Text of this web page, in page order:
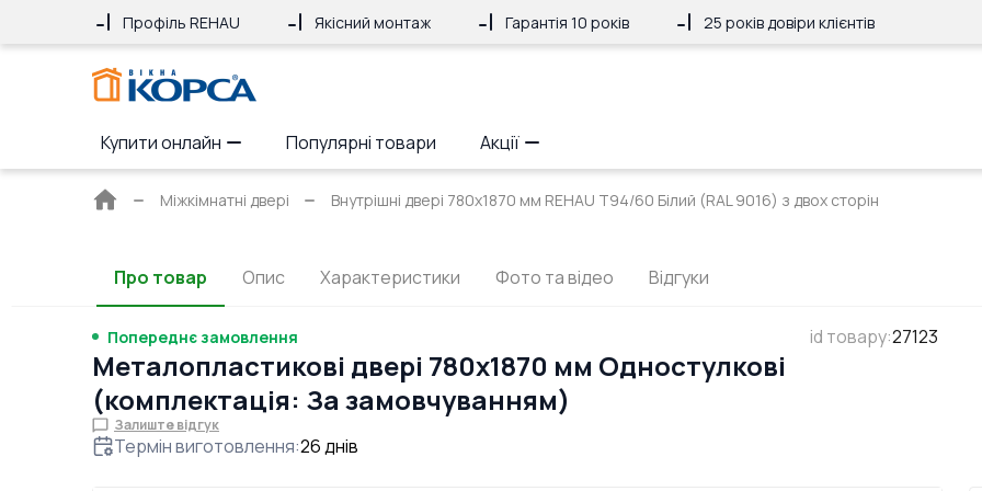
Профіль REHAU Якісний монтаж Гарантія 10 років 25 років довіри клієнтів
Купити онлайн Популярні товари Акції
Головна
Міжкімнатні двері Внутрішні двері 780x1870 мм REHAU Т94/60 Білий (RAL 9016) з двох сторін
Про товар Опис Характеристики Фото та відео Відгуки
Попереднє замовлення id товару:27123
Металопластикові двері 780x1870 мм Одностулкові
(комплектація: За замовчуванням)
Залиште відгук
Термін виготовлення:26днів